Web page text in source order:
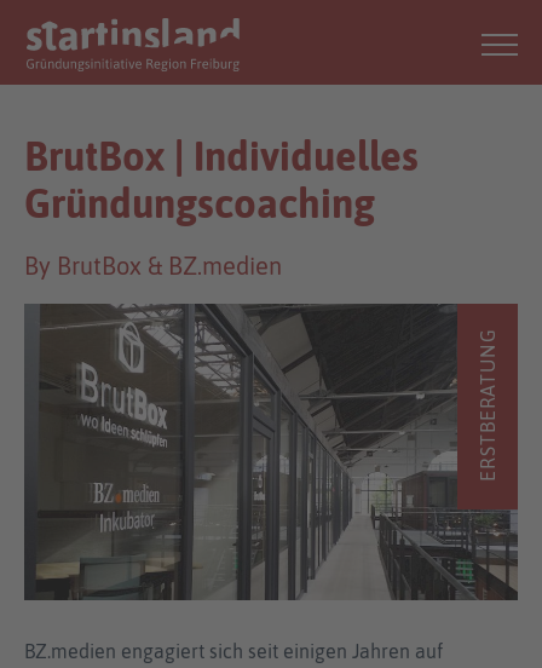
BrutBox | Individuelles
Gründungscoaching
By BrutBox & BZ.medien
ERSTBERATUNG
BZ.medien engagiert sich seit einigen Jahren auf